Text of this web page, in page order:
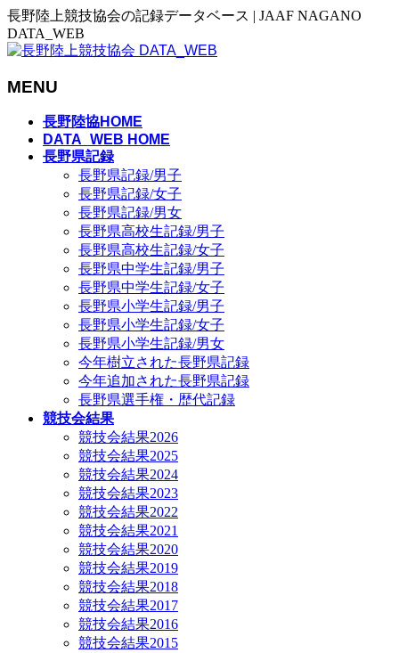
長野陸上競技協会の記録データベース | JAAF NAGANO
DATA_WEB
MENU
長野陸協HOME
DATA_WEB HOME
長野県記録
長野県記録/男子
長野県記録/女子
長野県記録/男女
長野県高校生記録/男子
長野県高校生記録/女子
長野県中学生記録/男子
長野県中学生記録/女子
長野県小学生記録/男子
長野県小学生記録/女子
長野県小学生記録/男女
今年樹立された長野県記録
今年追加された長野県記録
長野県選手権・歴代記録
競技会結果
競技会結果2026
競技会結果2025
競技会結果2024
競技会結果2023
競技会結果2022
競技会結果2021
競技会結果2020
競技会結果2019
競技会結果2018
競技会結果2017
競技会結果2016
競技会結果2015